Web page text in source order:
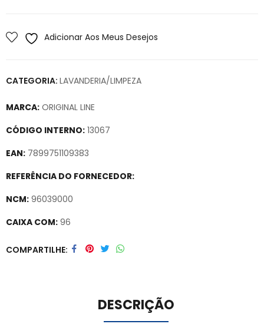
Adicionar Aos Meus Desejos
CATEGORIA: LAVANDERIA/LIMPEZA
MARCA: ORIGINAL LINE
CÓDIGO INTERNO: 13067
EAN: 7899751109383
REFERÊNCIA DO FORNECEDOR:
NCM: 96039000
CAIXA COM: 96
Secure crypto portfolio manager for desktops and mobile –
COMPARTILHE
DESCRIÇÃO